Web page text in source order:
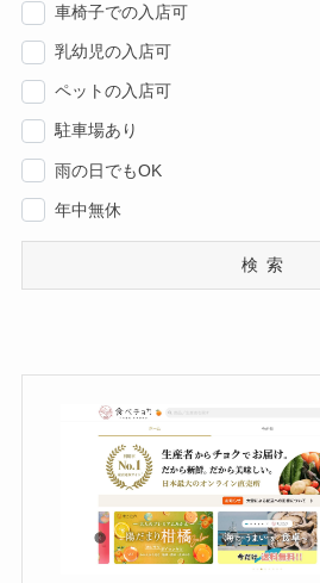
車椅子での入店可
乳幼児の入店可
ペットの入店可
駐車場あり
雨の日でもOK
年中無休
検索